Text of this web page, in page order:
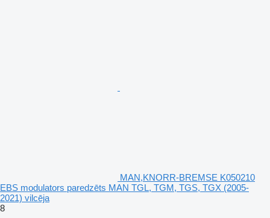
MAN,KNORR-BREMSE K050210
EBS modulators paredzēts MAN TGL, TGM, TGS, TGX (2005-
2021) vilcēja
8